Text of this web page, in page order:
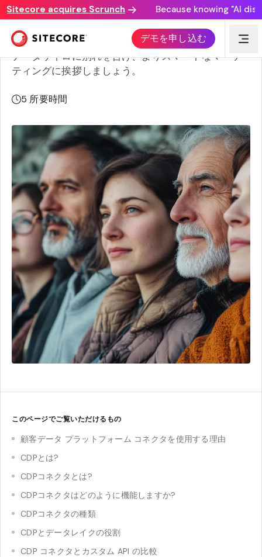
acquires Scrunch Because knowing "AI
デモを申し込む
顧客データ プラットフォーム コネクタを使用する理由
データサイロに別れを告げ、よりスマートなマーケ
ティングに挨拶しましょう。
5 所要時間
このページでご覧いただけるもの
顧客データ プラットフォーム コネクタを使用する理由
CDPとは?
CDPコネクタとは?
CDPコネクタはどのように機能しますか?
CDPコネクタの種類
CDPとデータレイクの役割
CDP コネクタとカスタム API の比較